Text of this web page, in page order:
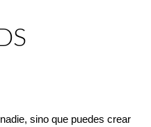
sino que puedes crear